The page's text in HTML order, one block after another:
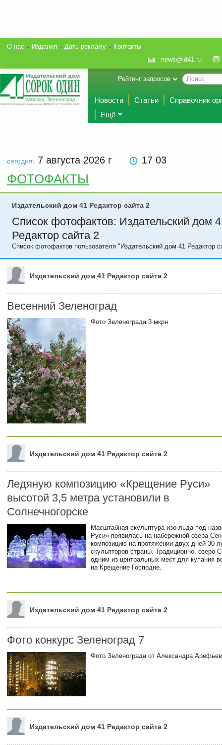
О нас Издания Дать рекламу
Контакты
news@id41.ru
Рейтинг запросов
Новости Статьи
Справочник
Ещё
сегодня: 7 августа 2026 г 17:04
ФОТОФАКТЫ
Издательский дом 41 Редактор сайта 2
Список фотофактов: Издательский дом
Редактор сайта 2
Список фотофактов пользователя "Издательский дом 41 Редактор
Издательский дом 41 Редактор сайта 2
Весенний Зеленоград
Фото Зеленограда 3 мкрн
Издательский дом 41 Редактор сайта 2
Ледяную композицию «Крещение Руси»
высотой 3,5 метра установили в
Солнечногорске
Масштабная скульптура изо льда под
Руси» появилась на набережной озера
композицию на протяжении двух дней 30
скульпторов страны. Традиционно, озеро
одним из центральных мест для купания
на Крещение Господне.
Издательский дом 41 Редактор сайта 2
Фото конкурс Зеленоград 7
Фото Зеленограда от Александра
Издательский дом 41 Редактор сайта 2